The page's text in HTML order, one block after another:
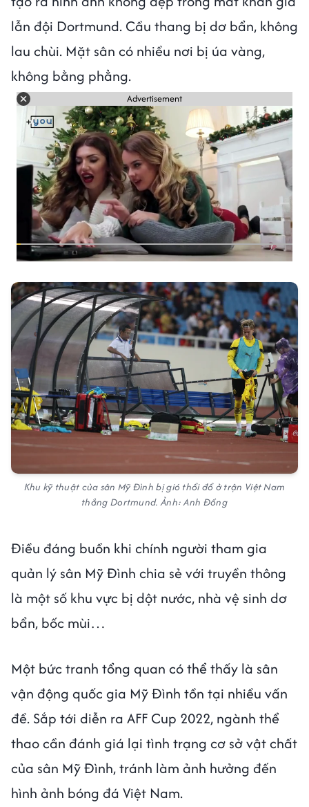
lẫn đội Dortmund. Cầu thang bị dơ bẩn, không
lau chùi. Mặt sân có nhiều nơi bị úa vàng,
không bằng phẳng.
Advertisement
Khu kỹ thuật của sân Mỹ Đình bị gió thổi đổ ở trận Việt Nam
thắng Dortmund. Ảnh: Anh Đồng
Điều đáng buồn khi chính người tham gia
quản lý sân Mỹ Đình chia sẻ với truyền thông
là một số khu vực bị dột nước, nhà vệ sinh dơ
bẩn, bốc mùi…
Một bức tranh tổng quan có thể thấy là sân
vận động quốc gia Mỹ Đình tồn tại nhiều vấn
đề. Sắp tới diễn ra AFF Cup 2022, ngành thể
thao cần đánh giá lại tình trạng cơ sở vật chất
của sân Mỹ Đình, tránh làm ảnh hưởng đến
hình ảnh bóng đá Việt Nam.